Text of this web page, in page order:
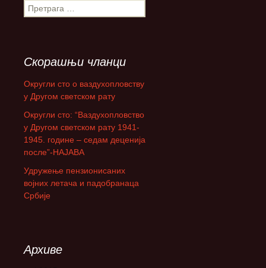
П
р
а
г
а
:
Скорашњи чланци
Округли сто о ваздухопловству
у Другом светском рату
Округли сто: “Ваздухопловство
у Другом светском рату 1941-
1945. године – седам деценија
после”-НАЈАВА
Удружење пензионисаних
војних летача и падобранаца
Србије
Архиве